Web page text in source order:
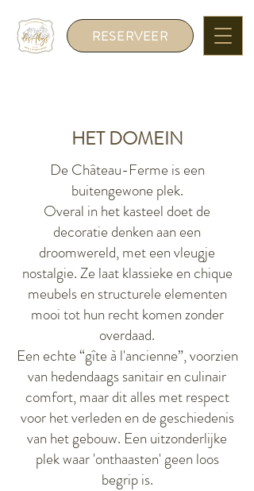
RESERVEER
HET DOMEIN
De Château-Ferme is een
buitengewone plek.
Overal in het kasteel doet de
decoratie denken aan een
droomwereld, met een vleugje
nostalgie. Ze laat klassieke en chique
meubels en structurele elementen
mooi tot hun recht komen zonder
overdaad.
Een echte “gîte à l'ancienne”, voorzien
van hedendaags sanitair en culinair
comfort, maar dit alles met respect
voor het verleden en de geschiedenis
van het gebouw. Een uitzonderlijke
plek waar 'onthaasten' geen loos
begrip is.